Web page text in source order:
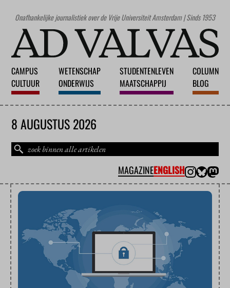
Onafhankelijke journalistiek over de Vrije Universiteit Amsterdam | Sinds 1953
CAMPUS
CULTUUR
WETENSCHAP
ONDERWIJS
STUDENTENLEVEN
MAATSCHAPPIJ
COLUMN
BLOG
8 AUGUSTUS 2026
MAGAZINEENGLISH